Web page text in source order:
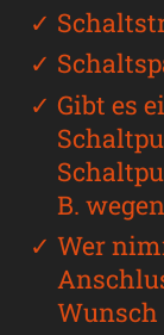
Gibt es
B.
Wer
Wunsch